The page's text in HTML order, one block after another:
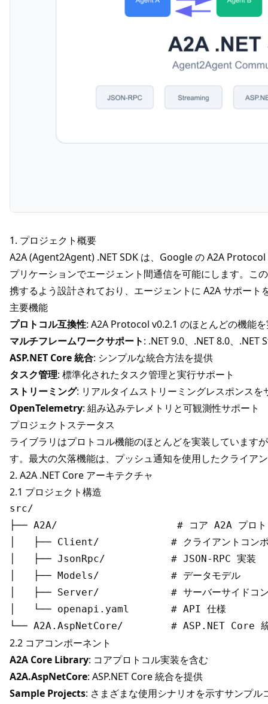
1. プロジェクト概要
A2A (Agent2Agent) .NET SDK は、Google のA2A Protocol
プリケーションでエージェント間通信を可能にします。こ
携するよう設計されており、エージェントに A2Aサポート
主要機能
プロトコル互換性: A2A Protocol v0.2.1 のほとんどの機能
マルチフレームワークサポート: .NET 9.0、.NET 8.0、
ASP.NET Core 統合: シンプルな統合方法を提供
タスク管理: 標準化されたタスク管理と実行サポート
ストリーミング: リアルタイムストリーミングレスポンスを
OpenTelemetry: 組み込みテレメトリと可観測性サポート
プロジェクトステータス
ライブラリはプロトコル機能のほとんどを実装しています
す。最大の欠落機能は、プッシュ通知を使用したクライア
2. A2A .NET Core アーキテクチャ
2.1 プロジェクト構造
src/
├── A2A/                    # コア A2A プロトコ
│   ├── Client/            # クライアントコンポ
│   ├── JsonRpc/           # JSON-RPC 実装
│   ├── Models/            # データモデル
│   ├── Server/            # サーバーサイドコン
│   └── openapi.yaml       # API 仕様
2.2 コアコンポーネント
A2A Core Library: コアプロトコル実装を含む
A2A.AspNetCore: ASP.NET Core 統合を提供
Sample Projects: さまざまな使用シナリオを示すサンプル